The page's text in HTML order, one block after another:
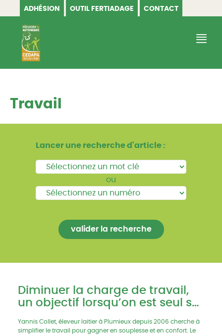
ADHÉSION OUTIL FERTIADAGE CONTACT
CEDAPA
Travail
Lancer une recherche d'article :
ou
Diminuer la charge de travail,
un objectif lorsqu’on est seul sur
Yannis Collet, éleveur laitier à Plumieux depuis 2006 cherche à
simplifier le travail pour gagner en souplesse et en confort. Le